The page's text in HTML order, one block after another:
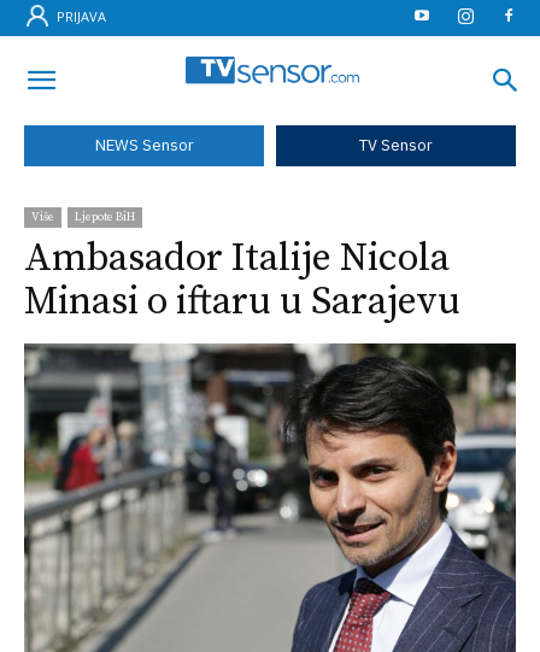
PRIJAVA
NEWS Sensor TV Sensor
Više Ljepote BiH
Ambasador Italije Nicola
Minasi o iftaru u Sarajevu